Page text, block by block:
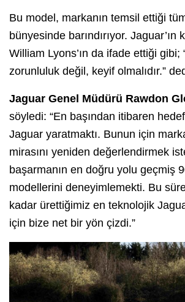
Bu model, markanın temsil ettiği
bünyesinde barındırıyor. Jaguar’ın
William Lyons’ın da ifade ettiği gibi;
zorunluluk değil, keyif olmalıdır.”
Jaguar Genel Müdürü Rawdon
söyledi: “En başından itibaren
Jaguar yaratmaktı. Bunun için
mirasını yeniden değerlendirmek
başarmanın en doğru yolu geçmiş
modellerini deneyimlemekti. Bu
kadar ürettiğimiz en teknolojik
için bize net bir yön çizdi.”